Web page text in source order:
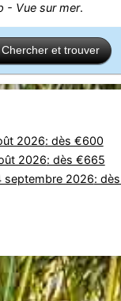
- Vue sur mer.
Chercher et trouver
2026: dès €600
2026: dès €665
4 septembre 2026: